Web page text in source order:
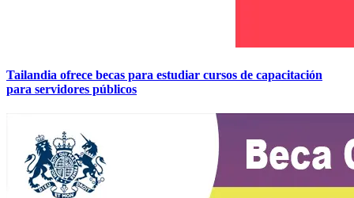
Tailandia ofrece becas para estudiar cursos de capacitación
para servidores públicos